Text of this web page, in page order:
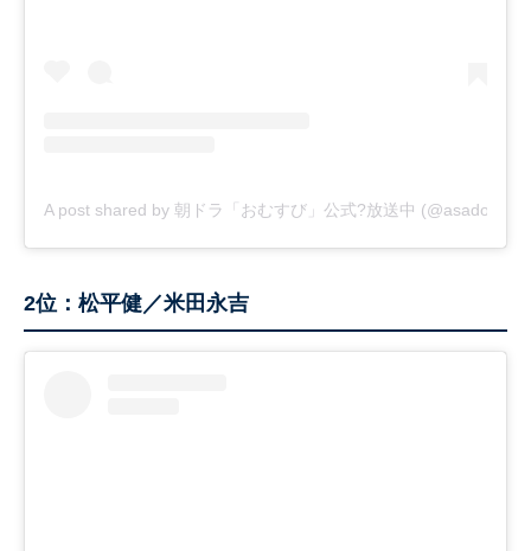
A post shared by 朝ドラ「おむすび」公式?放送中
2位：松平健／米田永吉